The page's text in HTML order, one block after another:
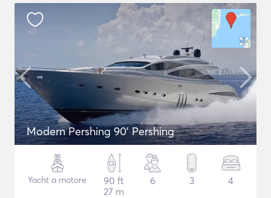
Modern Pershing 90' Pershing
Yacht a motore
90 ft
27 m
6 3 4